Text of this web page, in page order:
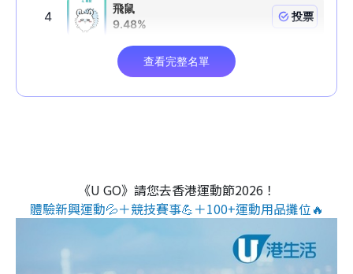
《U GO》請您去香港運動節2026！
體驗新興運動💦＋競技賽事💪＋100+運動用品攤位🔥